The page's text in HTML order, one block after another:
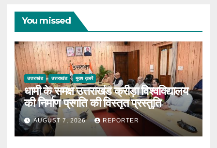
You missed
उत्तराखंड उत्तराखंड मुख्य ख़बरें
धामी के समक्ष उत्तराखंड क्रीड़ा विश्वविद्यालय
की निर्माण प्रगति की विस्तृत प्रस्तुति
AUGUST 7, 2026 REPORTER